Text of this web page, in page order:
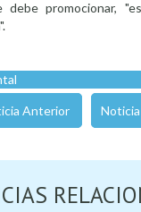
debe promocionar,
Anterior Noticia